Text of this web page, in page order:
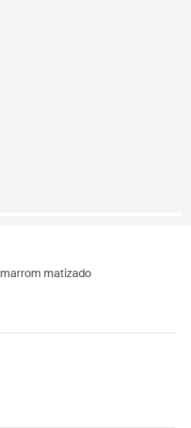
matizado
Azul suave/azul mais escuro
26L Taupe Tinta/castanho
26L Verde silencioso
backpack 26L Amarelo Pálido